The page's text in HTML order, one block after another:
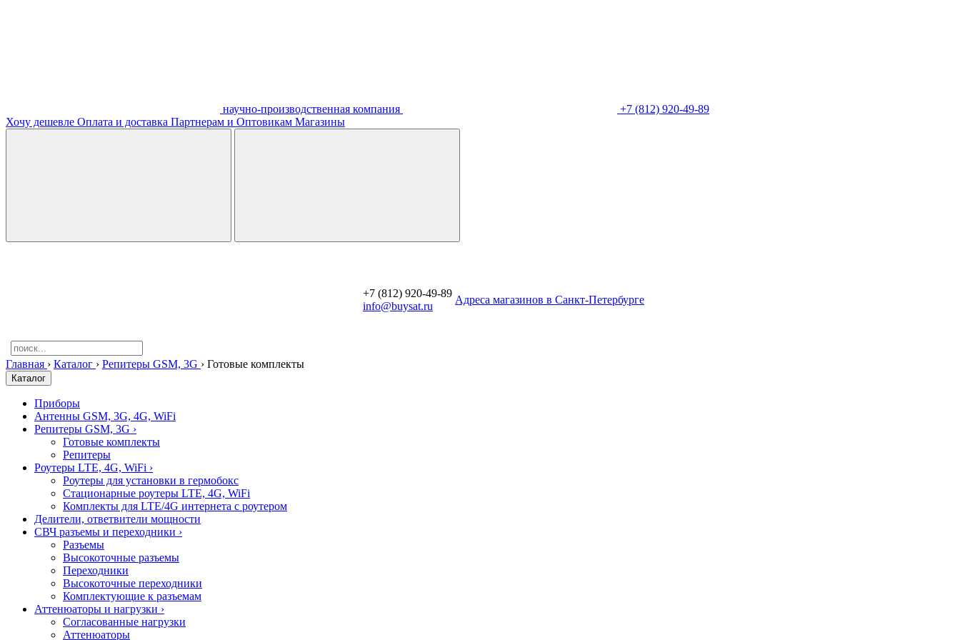
научно-производственная компания
+7 (812) 920-49-89
Хочу дешевле Оплата и доставка Партнерам и Оптовикам Магазины
+7 (812) 920-49-89
info@buysat.ru
Aдреса магазинов в Санкт-Петербурге
Главная › Каталог › Репитеры GSM, 3G › Готовые комплекты
Каталог
Приборы
Антенны GSM, 3G, 4G, WiFi
Репитеры GSM, 3G ›
Готовые комплекты
Репитеры
Роутеры LTE, 4G, WiFi ›
Роутеры для установки в гермобокс
Стационарные роутеры LTE, 4G, WiFi
Комплекты для LTE/4G интернета с роутером
Делители, ответвители мощности
СВЧ разъемы и переходники ›
Разъемы
Высокоточные разъемы
Переходники
Высокоточные переходники
Комплектующие к разъемам
Аттенюаторы и нагрузки ›
Согласованные нагрузки
Аттенюаторы